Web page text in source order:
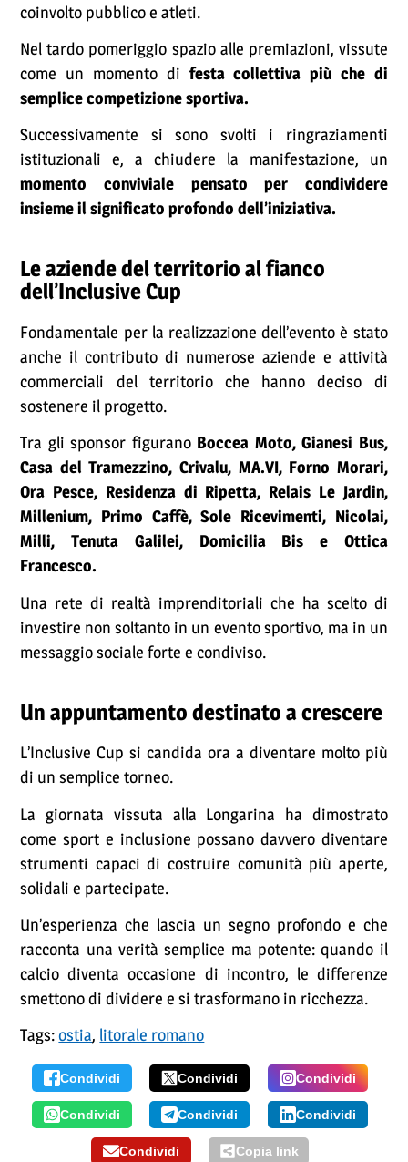
coinvolto pubblico e atleti.
Nel tardo pomeriggio spazio alle premiazioni, vissute
come un momento di festa collettiva più che di
semplice competizione sportiva.
Successivamente si sono svolti i ringraziamenti
istituzionali e, a chiudere la manifestazione, un
momento conviviale pensato per condividere
insieme il significato profondo dell’iniziativa.
Le aziende del territorio al fianco
dell’Inclusive Cup
Fondamentale per la realizzazione dell’evento è stato
anche il contributo di numerose aziende e attività
commerciali del territorio che hanno deciso di
sostenere il progetto.
Tra gli sponsor figurano Boccea Moto, Gianesi Bus,
Casa del Tramezzino, Crivalu, MA.VI, Forno Morari,
Ora Pesce, Residenza di Ripetta, Relais Le Jardin,
Millenium, Primo Caffè, Sole Ricevimenti, Nicolai,
Milli, Tenuta Galilei, Domicilia Bis e Ottica
Francesco.
Una rete di realtà imprenditoriali che ha scelto di
investire non soltanto in un evento sportivo, ma in un
messaggio sociale forte e condiviso.
Un appuntamento destinato a crescere
L’Inclusive Cup si candida ora a diventare molto più
di un semplice torneo.
La giornata vissuta alla Longarina ha dimostrato
come sport e inclusione possano davvero diventare
strumenti capaci di costruire comunità più aperte,
solidali e partecipate.
Un’esperienza che lascia un segno profondo e che
racconta una verità semplice ma potente: quando il
calcio diventa occasione di incontro, le differenze
smettono di dividere e si trasformano in ricchezza.
Tags:ostia, litorale romano
Condividi Condividi Condividi
Condividi Condividi Condividi
Condividi Copia link